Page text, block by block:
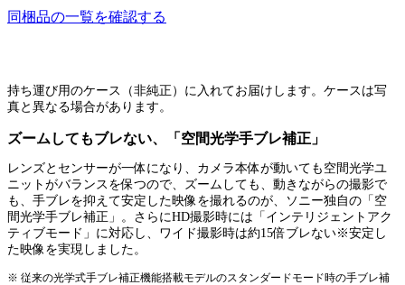
同梱品の一覧を確認する
持ち運び用のケース（非純正）に入れてお届けします。ケースは写
真と異なる場合があります。
ズームしてもブレない、「空間光学手ブレ補正」
レンズとセンサーが一体になり、カメラ本体が動いても空間光学ユ
ニットがバランスを保つので、ズームしても、動きながらの撮影で
も、手ブレを抑えて安定した映像を撮れるのが、ソニー独自の「空
間光学手ブレ補正」。さらにHD撮影時には「インテリジェントアク
ティブモード」に対応し、ワイド撮影時は約15倍ブレない※安定し
た映像を実現しました。
※ 従来の光学式手ブレ補正機能搭載モデルのスタンダードモード時の手ブレ補